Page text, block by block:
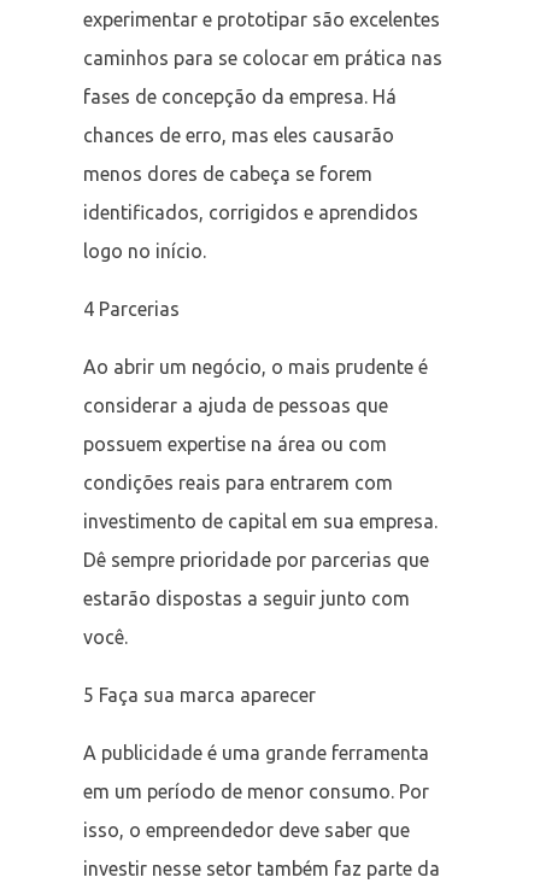
experimentar e prototipar são excelentes
caminhos para se colocar em prática nas
fases de concepção da empresa. Há
chances de erro, mas eles causarão
menos dores de cabeça se forem
identificados, corrigidos e aprendidos
logo no início.
4 Parcerias
Ao abrir um negócio, o mais prudente é
considerar a ajuda de pessoas que
possuem expertise na área ou com
condições reais para entrarem com
investimento de capital em sua empresa.
Dê sempre prioridade por parcerias que
estarão dispostas a seguir junto com
você.
5 Faça sua marca aparecer
A publicidade é uma grande ferramenta
em um período de menor consumo. Por
isso, o empreendedor deve saber que
investir nesse setor também faz parte da